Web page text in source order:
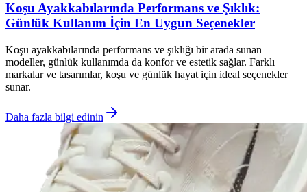
Koşu Ayakkabılarında Performans ve Şıklık:
Günlük Kullanım İçin En Uygun Seçenekler
Koşu ayakkabılarında performans ve şıklığı bir arada sunan
modeller, günlük kullanımda da konfor ve estetik sağlar. Farklı
markalar ve tasarımlar, koşu ve günlük hayat için ideal seçenekler
sunar.
Daha fazla bilgi edinin